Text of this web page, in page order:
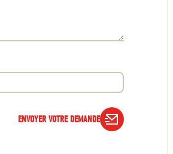
ENVOYER VOTRE DEMANDE